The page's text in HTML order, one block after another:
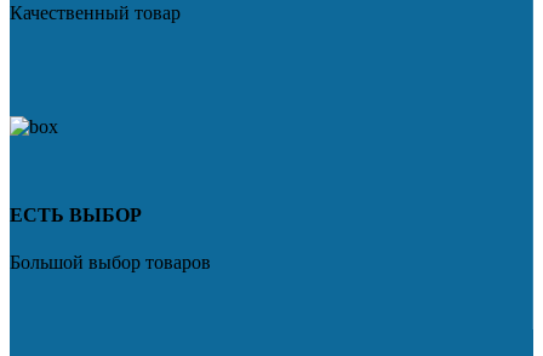
Качественный товар
ЕСТЬ ВЫБОР
Большой выбор товаров